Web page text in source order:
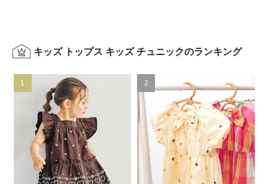
キッズ トップス キッズ チュニックのランキング
1 2